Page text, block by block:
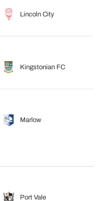
Lincoln City
Kingstonian FC
Marlow
Port Vale